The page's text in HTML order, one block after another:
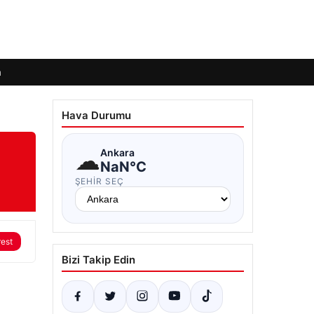
Hava Durumu
☁Ankara
NaN°C
ŞEHIR SEÇ
Bizi Takip Edin